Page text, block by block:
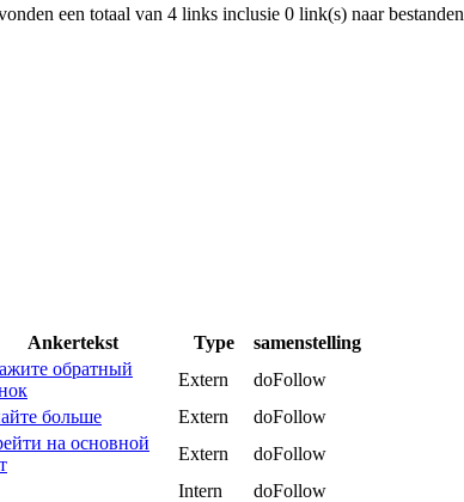
een totaal van 4 links inclusie 0 link(s) naar bestanden
Ankertekst Type
samenstelling
обратный
Extern
doFollow
больше
Extern
doFollow
на основной
Extern
doFollow
Intern doFollow